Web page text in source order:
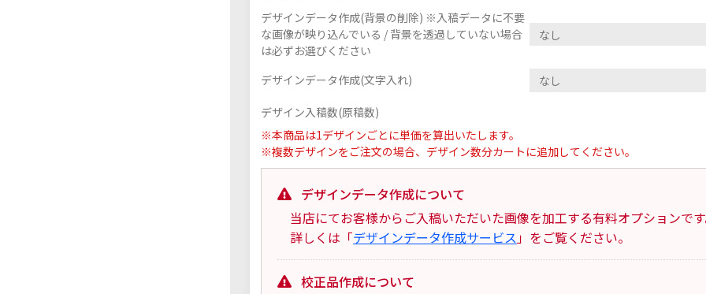
デザインデータ作成(背景の削除) ※入稿データに不要
な画像が映り込んでいる / 背景を透過していない場合
は必ずお選びください
デザインデータ作成(文字入れ)
デザイン入稿数(原稿数)
※本商品は1デザインごとに単価を算出いたします。
※複数デザインをご注文の場合、デザイン数分カートに追加してください。
デザインデータ作成について
当店にてお客様からご入稿いただいた画像を加工する有料オプションで
詳しくは「デザインデータ作成サービス 」をご覧ください。
校正品作成について